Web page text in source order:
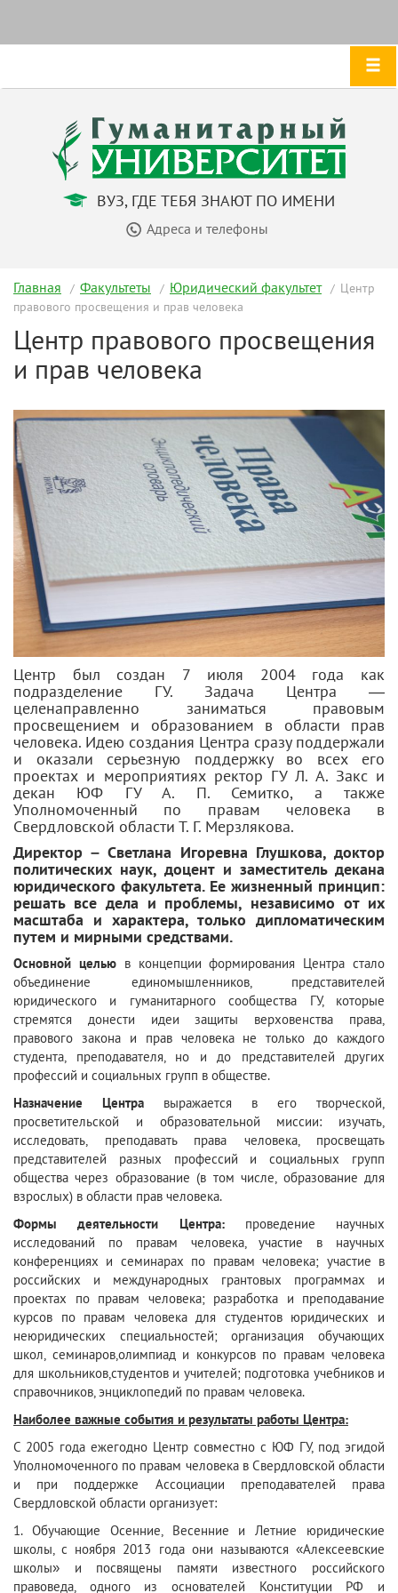
ВУЗ, ГДЕ ТЕБЯ ЗНАЮТ ПО ИМЕНИ
Адреса и телефоны
Главная Факультеты Юридический факультет
Центр
правового просвещения и прав человека
Центр правового просвещения
и прав человека
Центр был создан 7 июля 2004 года как
подразделение ГУ. Задача Центра —
целенаправленно заниматься правовым
просвещением и образованием в области прав
человека. Идею создания Центра сразу поддержали
и оказали серьезную поддержку во всех его
проектах и мероприятиях ректор ГУ Л. А. Закс и
декан ЮФ ГУ А. П. Семитко, а также
Уполномоченный по правам человека в
Свердловской области Т. Г. Мерзлякова.
Директор – Светлана Игоревна Глушкова, доктор
политических наук, доцент и заместитель декана
юридического факультета. Ее жизненный принцип:
решать все дела и проблемы, независимо от их
масштаба и характера, только дипломатическим
путем и мирными средствами.
Основной цельюв концепции формирования Центра стало
объединение единомышленников, представителей
юридического и гуманитарного сообщества ГУ, которые
стремятся донести идеи защиты верховенства права,
правового закона и прав человека не только до каждого
студента, преподавателя, но и до представителей других
профессий и социальных групп в обществе.
Назначение Центра выражается в его творческой,
просветительской и образовательной миссии: изучать,
исследовать, преподавать права человека, просвещать
представителей разных профессий и социальных групп
общества через образование (в том числе, образование для
взрослых) в области прав человека.
Формы деятельности Центра:проведение научных
исследований по правам человека, участие в научных
конференциях и семинарах по правам человека; участие в
российских и международных грантовых программах и
проектах по правам человека; разработка и преподавание
курсов по правам человека для студентов юридических и
неюридических специальностей; организация обучающих
школ, семинаров,олимпиад и конкурсов по правам человека
для школьников,студентов и учителей; подготовка учебников и
справочников, энциклопедий по правам человека.
Наиболее важные события и результаты работы Центра:
С 2005 года ежегодно Центр совместно с ЮФ ГУ, под эгидой
Уполномоченного по правам человека в Свердловской области
и при поддержке Ассоциации преподавателей права
Свердловской области организует:
1. Обучающие Осенние, Весенние и Летние юридические
школы, с ноября 2013 года они называются «Алексеевские
школы» и посвящены памяти известного российского
правоведа, одного из основателей Конституции РФ и